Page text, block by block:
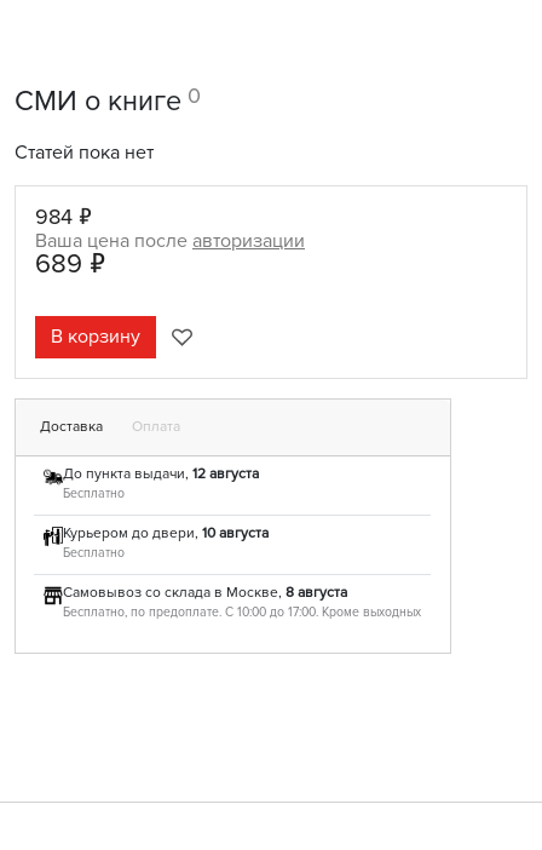
СМИ о книге 0
Статей пока нет
984 ₽
Ваша цена после авторизации
689 ₽
В корзину
Доставка Оплата
До пункта выдачи, 12 августа
Бесплатно
Курьером до двери, 10 августа
Бесплатно
Самовывоз со склада в Москве, 8 августа
Бесплатно, по предоплате. С 10:00 до 17:00. Кроме выходных